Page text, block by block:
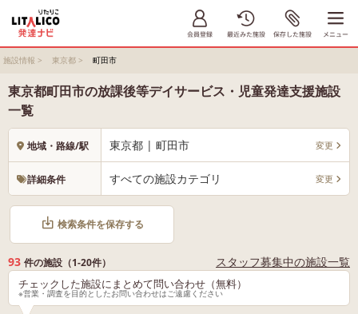
施設情報 > 東京都 > 町田市
東京都町田市の放課後等デイサービス・児童発達支援施設
一覧
地域・路線/駅 東京都 | 町田市 変更
詳細条件 すべての施設カテゴリ 変更
検索条件を保存する
93 件の施設（1-20件） スタッフ募集中の施設一覧
チェックした施設にまとめて問い合わせ（無料）
※営業・調査を目的としたお問い合わせはご遠慮ください